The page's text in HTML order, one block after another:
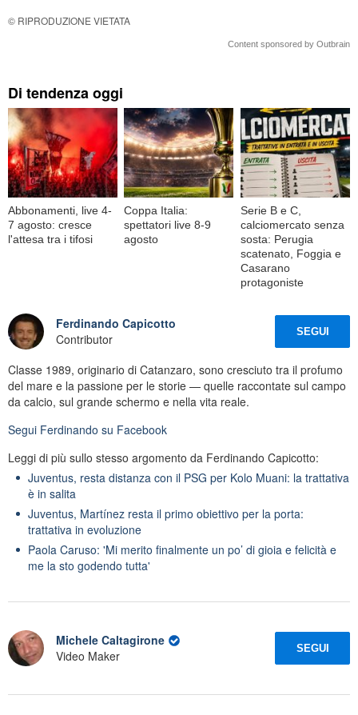
© RIPRODUZIONE VIETATA
Content sponsored by Outbrain
Di tendenza oggi
Abbonamenti, live 4-
7 agosto: cresce
l'attesa tra i tifosi
Coppa Italia:
spettatori live 8-9
agosto
Serie B e C,
calciomercato senza
sosta: Perugia
scatenato, Foggia e
Casarano
protagoniste
Ferdinando Capicotto
Contributor
SEGUI
Classe 1989, originario di Catanzaro, sono cresciuto tra il profumo
del mare e la passione per le storie — quelle raccontate sul campo
da calcio, sul grande schermo e nella vita reale.
Segui Ferdinando su Facebook
Leggi di più sullo stesso argomento da Ferdinando Capicotto:
Juventus, resta distanza con il PSG per Kolo Muani: la trattativa
è in salita
Juventus, Martínez resta il primo obiettivo per la porta:
trattativa in evoluzione
Paola Caruso: 'Mi merito finalmente un po’ di gioia e felicità e
me la sto godendo tutta'
Michele Caltagirone
Video Maker
SEGUI